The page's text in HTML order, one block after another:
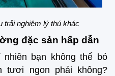
trải nghiệm lý thú khác
đặc sản hấp dẫn
bạn không thể bỏ
tươi ngon phải không?